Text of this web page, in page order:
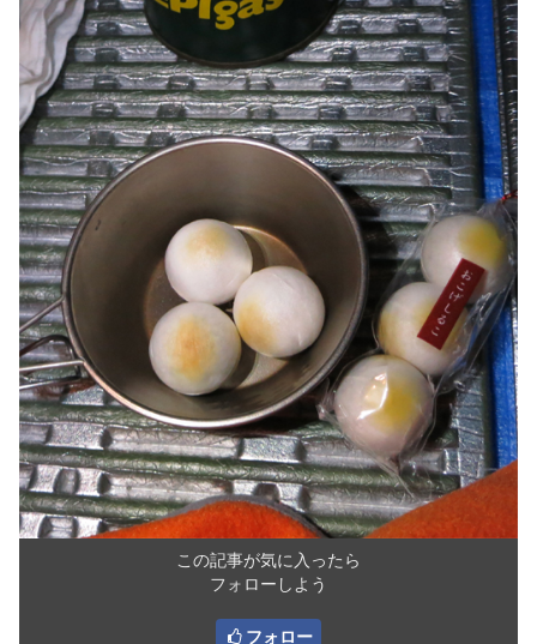
この記事が気に入ったら
フォローしよう
フォロー